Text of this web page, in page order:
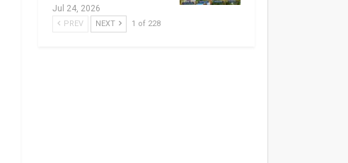
Jul 24, 2026
PREV NEXT 1 of 228